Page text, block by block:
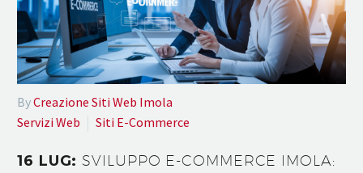
ByCreazione Siti Web Imola
Servizi Web
Siti E-Commerce
16 LUG: SVILUPPO E-COMMERCE IMOLA: